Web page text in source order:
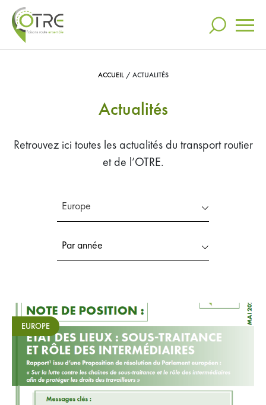
Nos engagements
Espace presse
Partenariats
RECHERCHER
DANS VOS RECHERCHES
ACCUEIL / ACTUALITÉS
Actualités
Retrouvez ici toutes les actualités du transport routier
et de l’OTRE.
Europe
Par année
EUROPE